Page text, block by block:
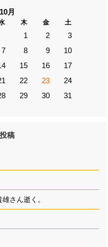
月
木 金 土
1 2
3
7 8 9
10
15 16
17
22 23
24
29 30 31
稿
さん逝く。